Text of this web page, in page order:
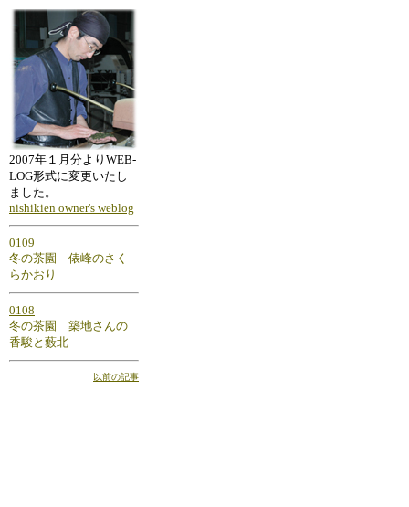
2007年１月分よりWEB-
LOG形式に変更いたし
ました。
nishikien owner's weblog
0109
冬の茶園 俵峰のさく
らかおり
0108
冬の茶園 築地さんの
香駿と藪北
以前の記事